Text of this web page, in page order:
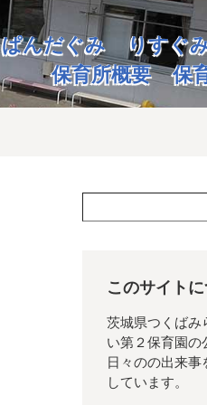
ぱんだぐみ りすぐ
保育所概要
保
このサイト
茨城県つくばみ
い第２保育園の
日々のの出来
しています。